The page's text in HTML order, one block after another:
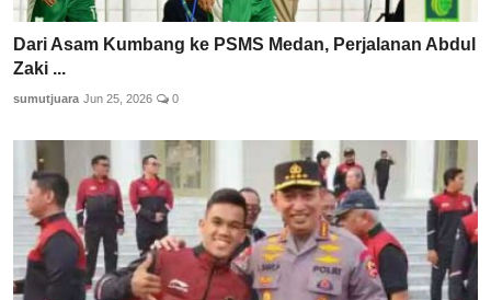
Dari Asam Kumbang ke PSMS Medan, Perjalanan Abdul
Zaki ...
sumutjuara Jun 25, 2026 0